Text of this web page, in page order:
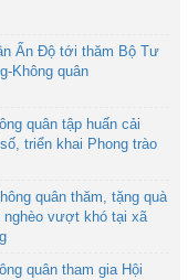
Ấn Độ tới thăm Bộ Tư
Không quân
quân tập huấn cải
triển khai Phong trào
quân thăm, tặng quà
nghèo vượt khó tại xã
quân tham gia Hội